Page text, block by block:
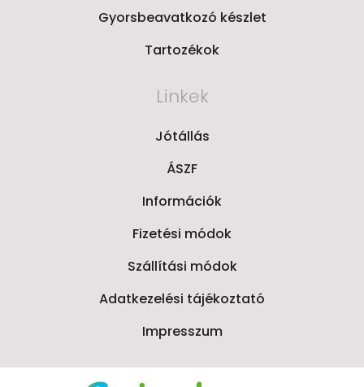
Gyorsbeavatkozó készlet
Tartozékok
Linkek
Jótállás
ÁSZF
Információk
Fizetési módok
Szállítási módok
Adatkezelési tájékoztató
Impresszum